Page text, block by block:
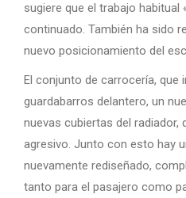
sugiere que el trabajo
continuado. También ha sido
nuevo posicionamiento del
El conjunto de carrocería, que
guardabarros delantero, un
nuevas cubiertas del radiador,
agresivo. Junto con esto hay
nuevamente rediseñado,
tanto para el pasajero como